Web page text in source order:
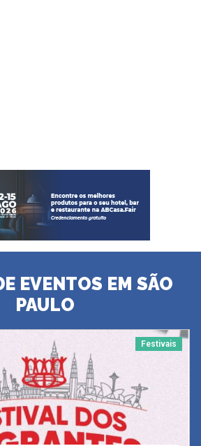
EVENTOS EM SÃO
PAULO
Festivais